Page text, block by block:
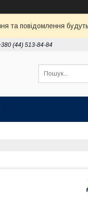
та повідомлення
(44) 513-84-84